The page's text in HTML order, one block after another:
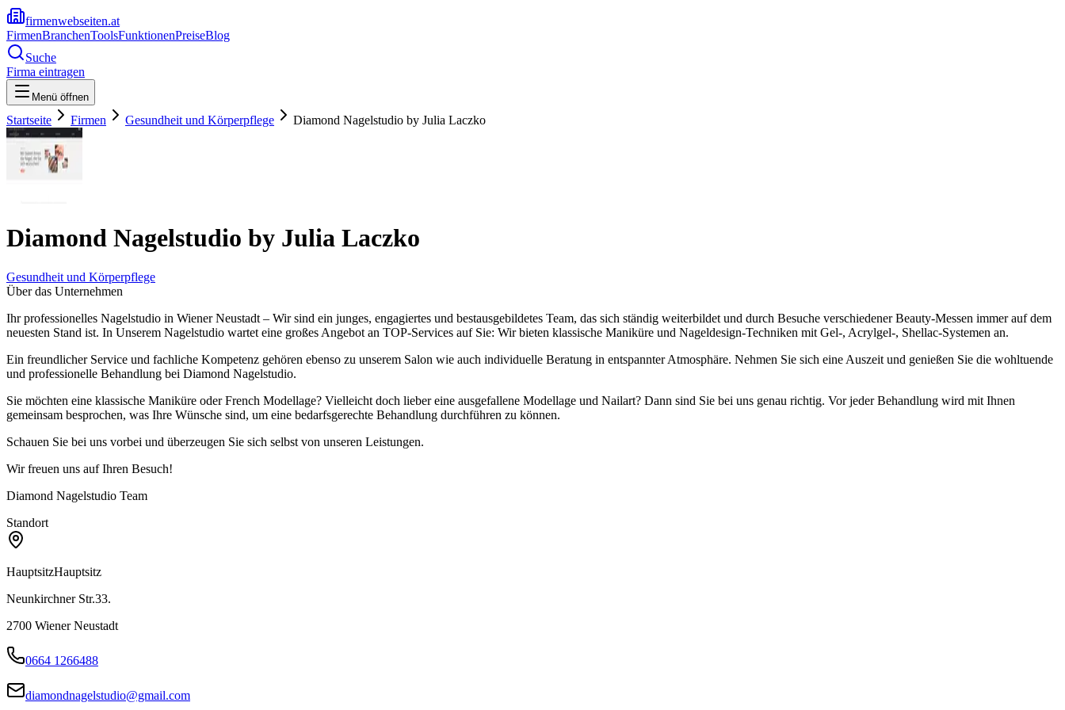
firmenwebseiten.at
FirmenBranchenToolsFunktionenPreiseBlog
Suche
Firma eintragen
Menü öffnen
Startseite Firmen Gesundheit und Körperpflege Diamond Nagelstudio by Julia Laczko
Diamond Nagelstudio by Julia Laczko
Gesundheit und Körperpflege
Über das Unternehmen
Ihr professionelles Nagelstudio in Wiener Neustadt – Wir sind ein junges, engagiertes und bestausgebildetes Team, das sich ständig weiterbildet und durch Besuche verschiedener Beauty-Messen immer auf dem
neuesten Stand ist. In Unserem Nagelstudio wartet eine großes Angebot an TOP-Services auf Sie: Wir bieten klassische Maniküre und Nageldesign-Techniken mit Gel-, Acrylgel-, Shellac-Systemen an.
Ein freundlicher Service und fachliche Kompetenz gehören ebenso zu unserem Salon wie auch individuelle Beratung in entspannter Atmosphäre. Nehmen Sie sich eine Auszeit und genießen Sie die wohltuende
und professionelle Behandlung bei Diamond Nagelstudio.
Sie möchten eine klassische Maniküre oder French Modellage? Vielleicht doch lieber eine ausgefallene Modellage und Nailart? Dann sind Sie bei uns genau richtig. Vor jeder Behandlung wird mit Ihnen
gemeinsam besprochen, was Ihre Wünsche sind, um eine bedarfsgerechte Behandlung durchführen zu können.
Schauen Sie bei uns vorbei und überzeugen Sie sich selbst von unseren Leistungen.
Wir freuen uns auf Ihren Besuch!
Diamond Nagelstudio Team
Standort
HauptsitzHauptsitz
Neunkirchner Str.33.
2700 Wiener Neustadt
0664 1266488
diamondnagelstudio@gmail.com